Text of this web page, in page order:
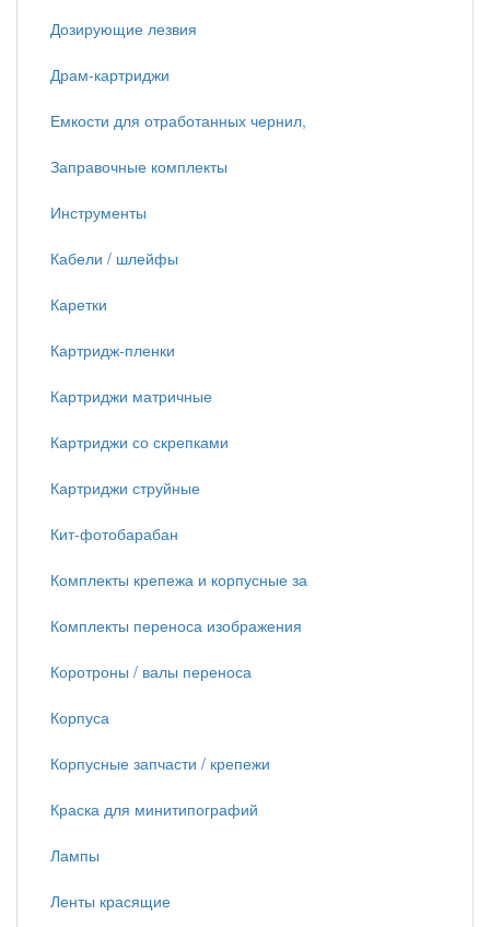
Дозирующие лезвия
Драм-картриджи
Емкости для отработанных чернил,
Заправочные комплекты
Инструменты
Кабели / шлейфы
Каретки
Картридж-пленки
Картриджи матричные
Картриджи со скрепками
Картриджи струйные
Кит-фотобарабан
Комплекты крепежа и корпусные за
Комплекты переноса изображения
Коротроны / валы переноса
Корпуса
Корпусные запчасти / крепежи
Краска для минитипографий
Лампы
Ленты красящие